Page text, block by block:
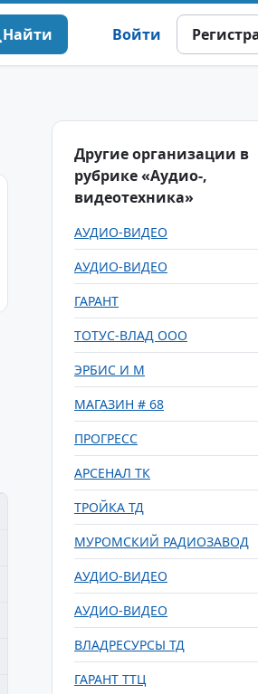
Найти Войти
Другие организации в
рубрике «Аудио-,
видеотехника»
АУДИО-ВИДЕО
АУДИО-ВИДЕО
ГАРАНТ
ТОТУС-ВЛАД ООО
ЭРБИС И М
МАГАЗИН # 68
ПРОГРЕСС
АРСЕНАЛ ТК
ТРОЙКА ТД
МУРОМСКИЙ РАДИОЗАВОД
АУДИО-ВИДЕО
АУДИО-ВИДЕО
ВЛАДРЕСУРСЫ ТД
ГАРАНТ ТТЦ